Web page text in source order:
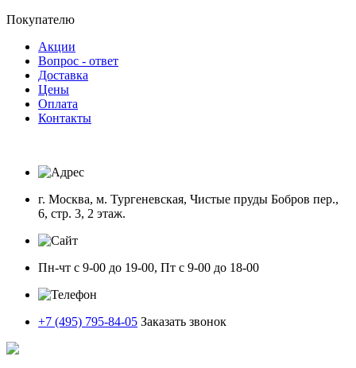
Покупателю
Акции
Вопрос - ответ
Доставка
Цены
Оплата
Контакты
г. Москва, м. Тургеневская, Чистые пруды Бобров пер.,
6, стр. 3, 2 этаж.
Пн-чт с 9-00 до 19-00, Пт с 9-00 до 18-00
+7 (495) 795-84-05 Заказать звонок